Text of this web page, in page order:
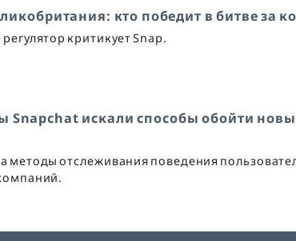
кто победит в битве за
критикует Snap.
Snapchat искали способы обойти
методы отслеживания поведения